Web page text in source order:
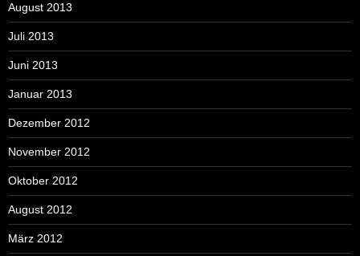
August 2013
Juli 2013
Juni 2013
Januar 2013
Dezember 2012
November 2012
Oktober 2012
August 2012
März 2012